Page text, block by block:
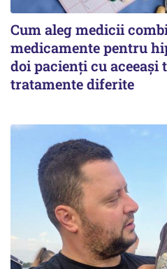
Cum aleg medicii
medicamente pentru
doi pacienți cu
tratamente diferite